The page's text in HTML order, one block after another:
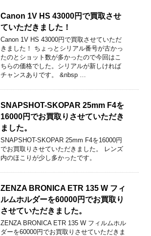
Canon 1V HS 43000円で買取させ
ていただきました！
Canon 1V HS 43000円で買取させていただ
きました！ ちょっとシリアル番号が古かっ
たのとショット数が多かったので今回はこ
ちらの価格でした。シリアルが新しければ
チャンスありです。 &nbsp …
SNAPSHOT-SKOPAR 25mm F4を
16000円でお買取りさせていただき
ました。
SNAPSHOT-SKOPAR 25mm F4を16000円
でお買取りさせていただきました。 レンズ
内のほこりが少し多かったです。
ZENZA BRONICA ETR 135 W フィ
ルムホルダーを60000円でお買取り
させていただきました。
ZENZA BRONICA ETR 135 W フィルムホル
ダーを60000円でお買取りさせていただきま